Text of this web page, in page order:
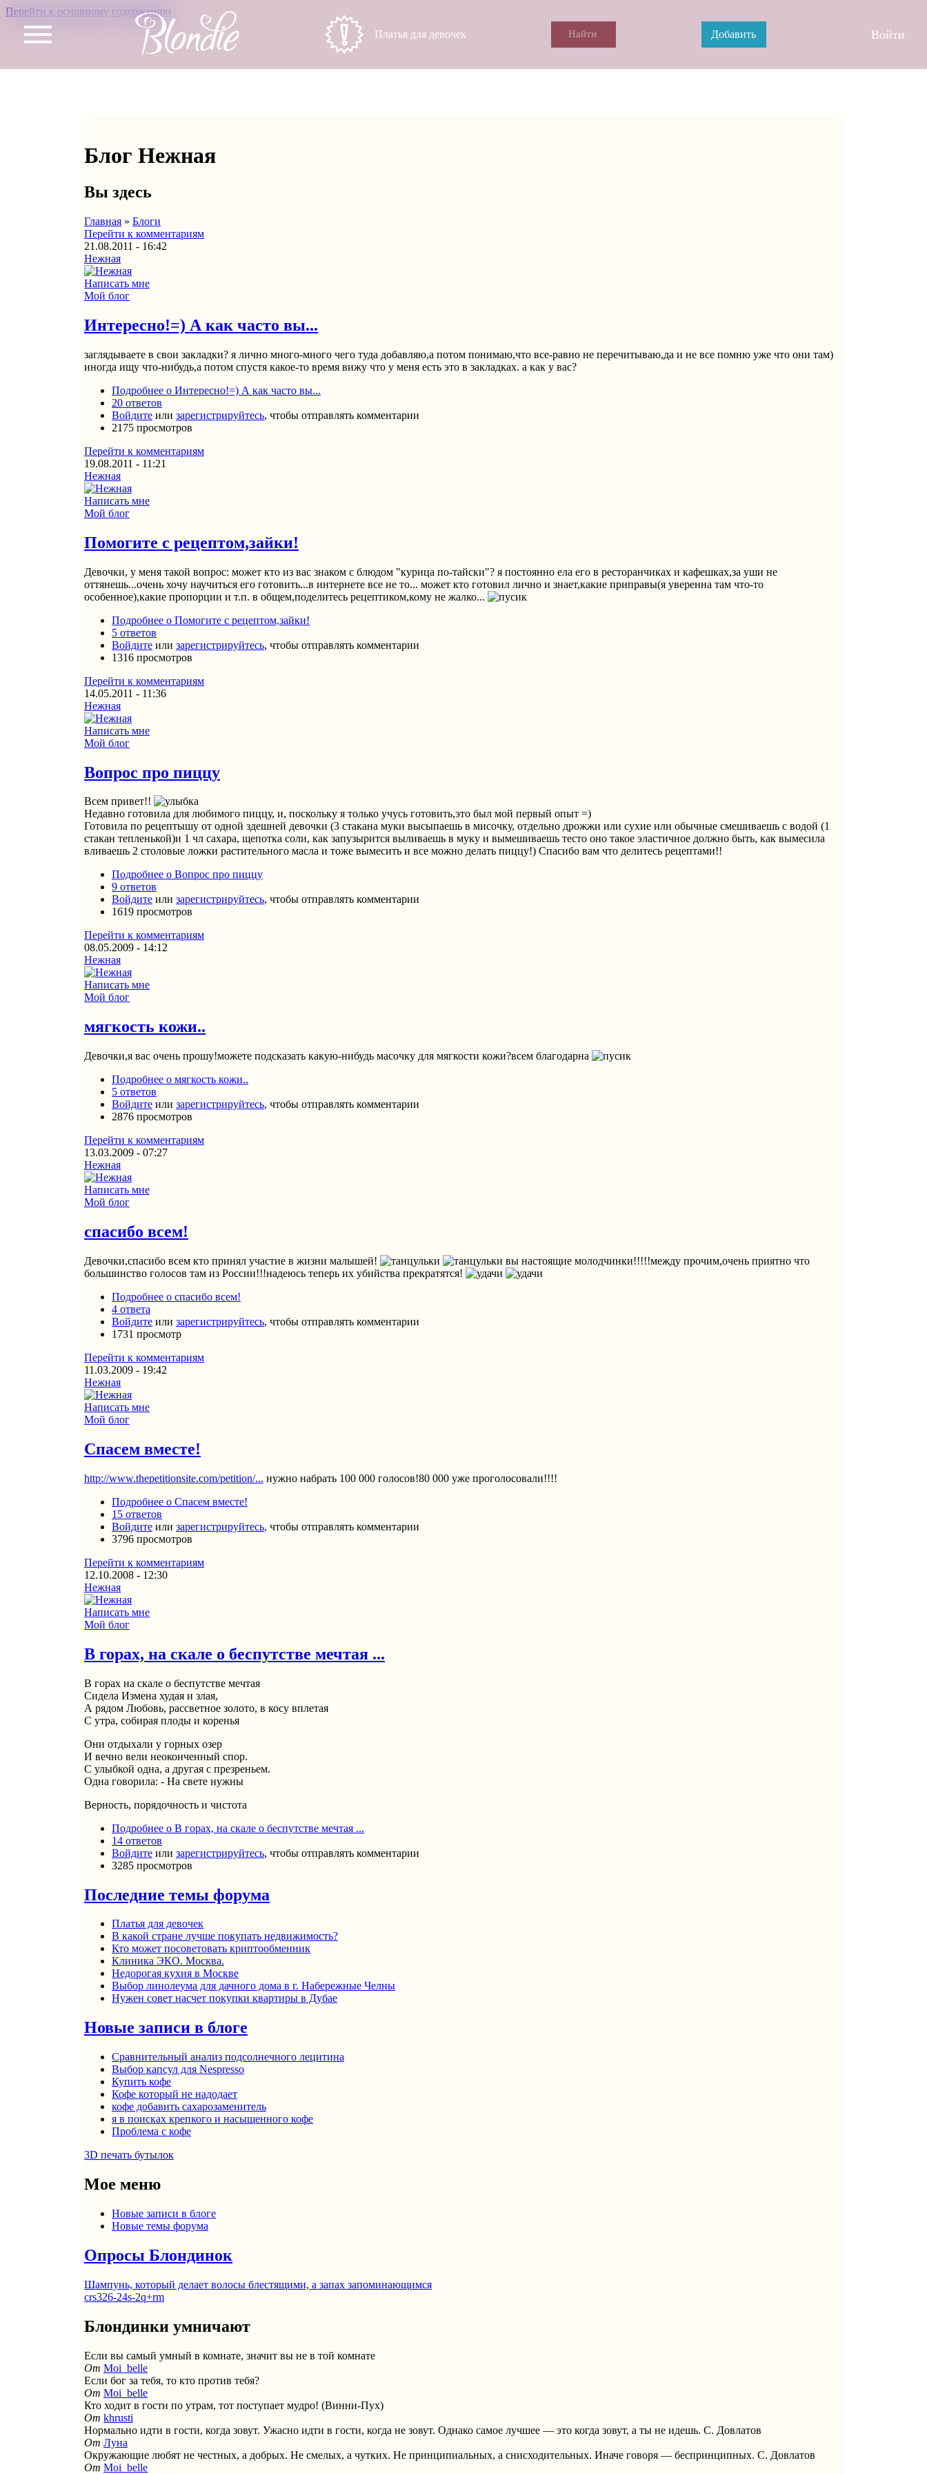
Перейти к основному содержанию
Платья для девочек
Добавить Войти
Блог Нежная
Вы здесь
Главная » Блоги
Перейти к комментариям
21.08.2011 - 16:42
Нежная
Написать мне
Мой блог
Интересно!=) А как часто вы...
заглядываете в свои закладки? я лично много-много чего туда добавляю,а потом понимаю,что все-равно не перечитываю,да и не все помню уже что они там)
иногда ищу что-нибудь,а потом спустя какое-то время вижу что у меня есть это в закладках. а как у вас?
Подробнее о Интересно!=) А как часто вы...
20 ответов
Войдите или зарегистрируйтесь, чтобы отправлять комментарии
2175 просмотров
Перейти к комментариям
19.08.2011 - 11:21
Нежная
Написать мне
Мой блог
Помогите с рецептом,зайки!
Девочки, у меня такой вопрос: может кто из вас знаком с блюдом "курица по-тайски"? я постоянно ела его в ресторанчиках и кафешках,за уши не
оттянешь...очень хочу научиться его готовить...в интернете все не то... может кто готовил лично и знает,какие приправы(я уверенна там что-то
особенное),какие пропорции и т.п. в общем,поделитесь рецептиком,кому не жалко...
Подробнее о Помогите с рецептом,зайки!
5 ответов
Войдите или зарегистрируйтесь, чтобы отправлять комментарии
1316 просмотров
Перейти к комментариям
14.05.2011 - 11:36
Нежная
Написать мне
Мой блог
Вопрос про пиццу
Всем привет!!
Недавно готовила для любимого пиццу, и, поскольку я только учусь готовить,это был мой первый опыт =)
Готовила по рецептышу от одной здешней девочки (3 стакана муки высыпаешь в мисочку, отдельно дрожжи или сухие или обычные смешиваешь с водой (1
стакан тепленькой)и 1 чл сахара, щепотка соли, как запузырится выливаешь в муку и вымешиваешь тесто оно такое эластичное должно быть, как вымесила
вливаешь 2 столовые ложки растительного масла и тоже вымесить и все можно делать пиццу!) Спасибо вам что делитесь рецептами!!
Подробнее о Вопрос про пиццу
9 ответов
Войдите или зарегистрируйтесь, чтобы отправлять комментарии
1619 просмотров
Перейти к комментариям
08.05.2009 - 14:12
Нежная
Написать мне
Мой блог
мягкость кожи..
Девочки,я вас очень прошу!можете подсказать какую-нибудь масочку для мягкости кожи?всем благодарна
Подробнее о мягкость кожи..
5 ответов
Войдите или зарегистрируйтесь, чтобы отправлять комментарии
2876 просмотров
Перейти к комментариям
13.03.2009 - 07:27
Нежная
Написать мне
Мой блог
спасибо всем!
Девочки,спасибо всем кто принял участие в жизни малышей!
вы настоящие молодчинки!!!!!между прочим,очень приятно что
большинство голосов там из России!!!надеюсь теперь их убийства прекратятся!
Подробнее о спасибо всем!
4 ответа
Войдите или зарегистрируйтесь, чтобы отправлять комментарии
1731 просмотр
Перейти к комментариям
11.03.2009 - 19:42
Нежная
Написать мне
Мой блог
Спасем вместе!
http://www.thepetitionsite.com/petition/... нужно набрать 100 000 голосов!80 000 уже проголосовали!!!!
Подробнее о Спасем вместе!
15 ответов
Войдите или зарегистрируйтесь, чтобы отправлять комментарии
3796 просмотров
Перейти к комментариям
12.10.2008 - 12:30
Нежная
Написать мне
Мой блог
В горах, на скале о беспутстве мечтая ...
В горах на скале о беспутстве мечтая
Сидела Измена худая и злая,
А рядом Любовь, рассветное золото, в косу вплетая
С утра, собирая плоды и коренья
Они отдыхали у горных озер
И вечно вели неоконченный спор.
С улыбкой одна, а другая с презреньем.
Одна говорила: - На свете нужны
Верность, порядочность и чистота
Подробнее о В горах, на скале о беспутстве мечтая ...
14 ответов
Войдите или зарегистрируйтесь, чтобы отправлять комментарии
3285 просмотров
Последние темы форума
Платья для девочек
В какой стране лучше покупать недвижимость?
Кто может посоветовать криптообменник
Клиника ЭКО. Москва.
Недорогая кухня в Москве
Выбор линолеума для дачного дома в г. Набережные Челны
Нужен совет насчет покупки квартиры в Дубае
Новые записи в блоге
Сравнительный анализ подсолнечного лецитина
Выбор капсул для Nespresso
Купить кофе
Кофе который не надодает
кофе добавить сахарозаменитель
я в поисках крепкого и насыщенного кофе
Проблема с кофе
3D печать бутылок
Мое меню
Новые записи в блоге
Новые темы форума
Опросы Блондинок
Шампунь, который делает волосы блестящими, а запах запоминающимся
crs326-24s-2q+rm
Блондинки умничают
Если вы самый умный в комнате, значит вы не в той комнате
От Moi_belle
Если бог за тебя, то кто против тебя?
От Moi_belle
Кто ходит в гости по утрам, тот поступает мудро! (Винни-Пух)
От khrusti
Нормально идти в гости, когда зовут. Ужасно идти в гости, когда не зовут. Однако самое лучшее — это когда зовут, а ты не идешь. С. Довлатов
От Луна
Окружающие любят не честных, а добрых. Не смелых, а чутких. Не принципиальных, а снисходительных. Иначе говоря — беспринципных. С. Довлатов
От Moi_belle